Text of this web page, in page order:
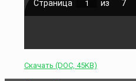
Скачать (DOC, 45KB)